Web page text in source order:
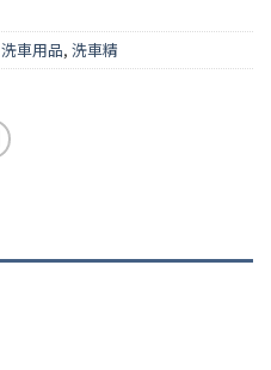
洗車用品, 洗車精